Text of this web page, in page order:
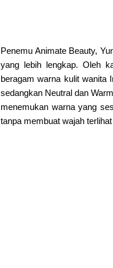
Penemu Animate Beauty,
yang lebih lengkap. Oleh
beragam warna kulit wanita
sedangkan Neutral dan Warm
menemukan warna yang
tanpa membuat wajah